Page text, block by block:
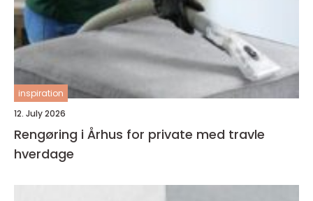
inspiration
12. July 2026
Rengøring i Århus for private med travle
hverdage